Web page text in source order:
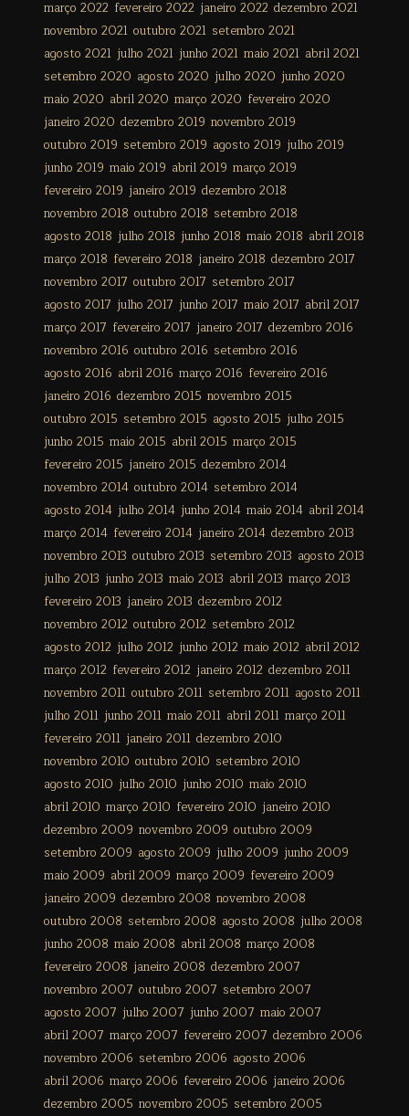
março 2022 fevereiro 2022 janeiro 2022 dezembro 2021
novembro 2021 outubro 2021 setembro 2021
agosto 2021 julho 2021 junho 2021 maio 2021 abril 2021
setembro 2020 agosto 2020 julho 2020 junho 2020
maio 2020 abril 2020 março 2020 fevereiro 2020
janeiro 2020 dezembro 2019 novembro 2019
outubro 2019 setembro 2019 agosto 2019 julho 2019
junho 2019 maio 2019 abril 2019 março 2019
fevereiro 2019 janeiro 2019 dezembro 2018
novembro 2018 outubro 2018 setembro 2018
agosto 2018 julho 2018 junho 2018 maio 2018 abril 2018
março 2018 fevereiro 2018 janeiro 2018 dezembro 2017
novembro 2017 outubro 2017 setembro 2017
agosto 2017 julho 2017 junho 2017 maio 2017 abril 2017
março 2017 fevereiro 2017 janeiro 2017 dezembro 2016
novembro 2016 outubro 2016 setembro 2016
agosto 2016 abril 2016 março 2016 fevereiro 2016
janeiro 2016 dezembro 2015 novembro 2015
outubro 2015 setembro 2015 agosto 2015 julho 2015
junho 2015 maio 2015 abril 2015 março 2015
fevereiro 2015 janeiro 2015 dezembro 2014
novembro 2014 outubro 2014 setembro 2014
agosto 2014 julho 2014 junho 2014 maio 2014 abril 2014
março 2014 fevereiro 2014 janeiro 2014 dezembro 2013
novembro 2013 outubro 2013 setembro 2013 agosto 2013
julho 2013 junho 2013 maio 2013 abril 2013 março 2013
fevereiro 2013 janeiro 2013 dezembro 2012
novembro 2012 outubro 2012 setembro 2012
agosto 2012 julho 2012 junho 2012 maio 2012 abril 2012
março 2012 fevereiro 2012 janeiro 2012 dezembro 2011
novembro 2011 outubro 2011 setembro 2011 agosto 2011
julho 2011 junho 2011 maio 2011 abril 2011 março 2011
fevereiro 2011 janeiro 2011 dezembro 2010
novembro 2010 outubro 2010 setembro 2010
agosto 2010 julho 2010 junho 2010 maio 2010
abril 2010 março 2010 fevereiro 2010 janeiro 2010
dezembro 2009 novembro 2009 outubro 2009
setembro 2009 agosto 2009 julho 2009 junho 2009
maio 2009 abril 2009 março 2009 fevereiro 2009
janeiro 2009 dezembro 2008 novembro 2008
outubro 2008 setembro 2008 agosto 2008 julho 2008
junho 2008 maio 2008 abril 2008 março 2008
fevereiro 2008 janeiro 2008 dezembro 2007
novembro 2007 outubro 2007 setembro 2007
agosto 2007 julho 2007 junho 2007 maio 2007
abril 2007 março 2007 fevereiro 2007 dezembro 2006
novembro 2006 setembro 2006 agosto 2006
abril 2006 março 2006 fevereiro 2006 janeiro 2006
dezembro 2005 novembro 2005 setembro 2005